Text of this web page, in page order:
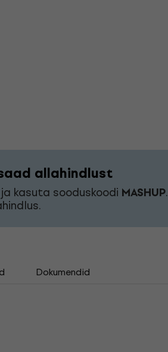
allahindlust
kasuta sooduskoodi MASHUP.
Dokumendid